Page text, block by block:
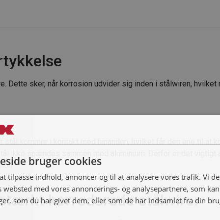
Dette sker, når korrosion udvider sig inden i stålwiren, hvilket
kommer i kontakt med hinanden, hvilket får den ene til at
ikke spændes sammen med aluminium. Derfor er det vigtigt
korroderede stålwirer
bruger cookies
tilpasse indhold, annoncer og til at analysere vores trafik. Vi
med vores annoncerings- og analysepartnere, som
som du har givet dem, eller som de har indsamlet fra din